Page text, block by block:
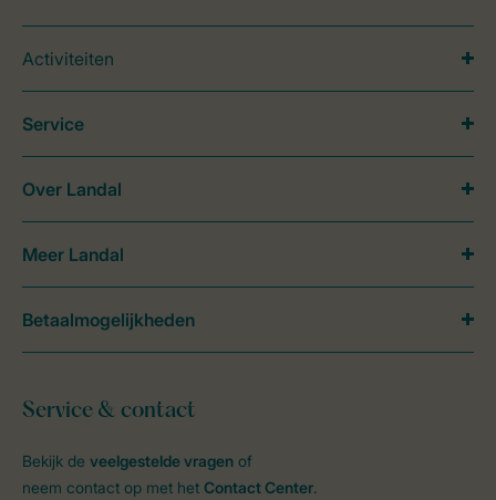
Activiteiten
Service & contact
Bekijk de veelgestelde vragen of
neem contact op met het Contact Center.
Service
Over Landal
Meer Landal
Betaalmogelijkheden